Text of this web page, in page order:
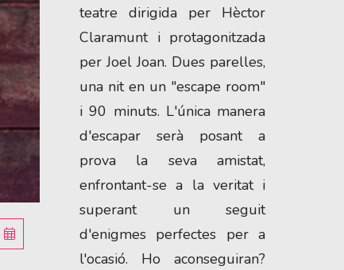
teatre dirigida per Hèctor
Claramunt i protagonitzada
per Joel Joan. Dues parelles,
una nit en un "escape room"
i 90 minuts. L'única manera
d'escapar serà posant a
prova la seva amistat,
enfrontant-se a la veritat i
superant un seguit
d'enigmes perfectes per a
l'ocasió. Ho aconseguiran?